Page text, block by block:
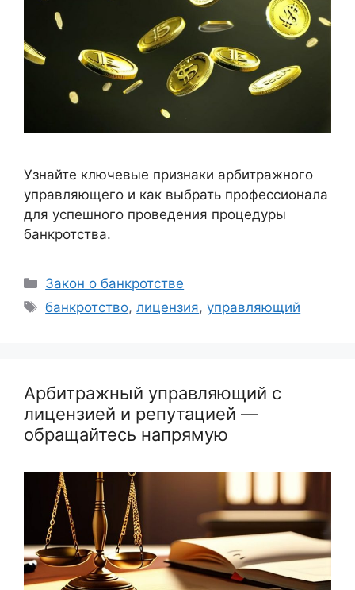
Узнайте ключевые признаки арбитражного
управляющего и как выбрать профессионала
для успешного проведения процедуры
банкротства.
Рубрики
Закон о банкротстве
Метки
банкротство,лицензия,управляющий
Арбитражный управляющий с
лицензией и репутацией —
обращайтесь напрямую